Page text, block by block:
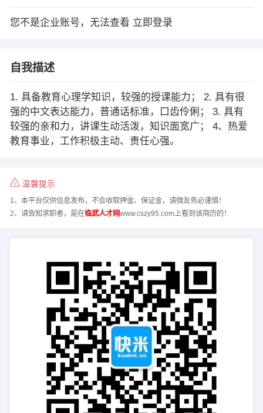
您不是企业账号，无法查看 立即登录
自我描述
1. 具备教育心理学知识，较强的授课能力； 2. 具有很
强的中文表达能力，普通话标准，口齿伶俐； 3. 具有
较强的亲和力，讲课生动活泼，知识面宽广； 4、热爱
教育事业，工作积极主动、责任心强。
温馨提示
1、本平台仅供信息发布，不会收取押金、保证金，请微友务必谨慎！
2、请告知求职者，是在临武人才网www.cszy95.com上看到该简历的！